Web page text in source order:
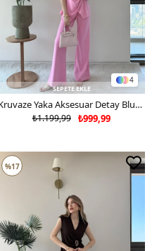
4
SEPETE EKLE
Kruvaze Yaka Aksesuar Detay Bluz ve Pantolonlu Modal İkili Takım Pembe 2277
₺999,99
₺1.199,99
%17